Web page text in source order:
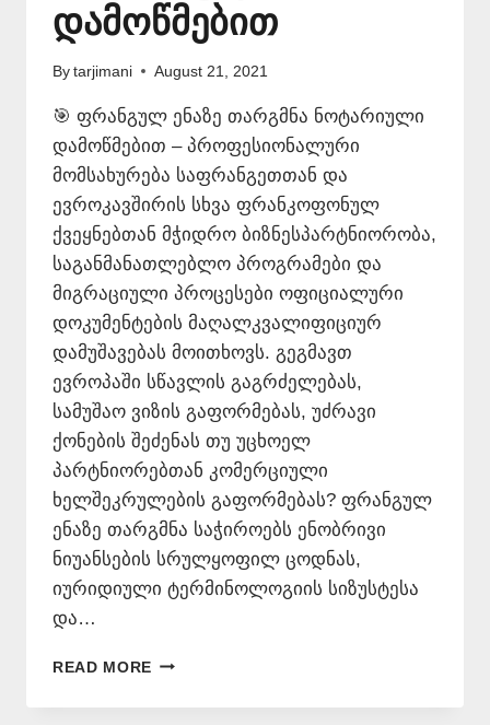
დამოწმებით
By tarjimani August 21, 2021
🎯 ფრანგულ ენაზე თარგმნა ნოტარიული
დამოწმებით – პროფესიონალური
მომსახურება საფრანგეთთან და
ევროკავშირის სხვა ფრანკოფონულ
ქვეყნებთან მჭიდრო ბიზნესპარტნიორობა,
საგანმანათლებლო პროგრამები და
მიგრაციული პროცესები ოფიციალური
დოკუმენტების მაღალკვალიფიციურ
დამუშავებას მოითხოვს. გეგმავთ
ევროპაში სწავლის გაგრძელებას,
სამუშაო ვიზის გაფორმებას, უძრავი
ქონების შეძენას თუ უცხოელ
პარტნიორებთან კომერციული
ხელშეკრულების გაფორმებას? ფრანგულ
ენაზე თარგმნა საჭიროებს ენობრივი
ნიუანსების სრულყოფილ ცოდნას,
იურიდიული ტერმინოლოგიის სიზუსტესა
და…
READ MORE ᲤᲠᲐᲜᲒᲣᲚ
ᲗᲐᲠᲒᲛᲜᲐ